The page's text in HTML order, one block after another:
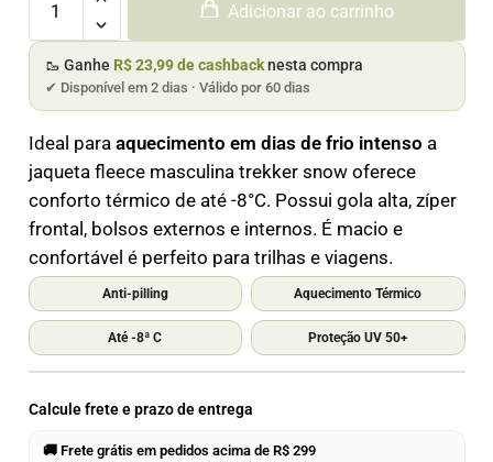
Adicionar ao carrinho
🥾 Ganhe R$ 23,99 de cashbacknesta compra
✔ Disponível em 2 dias · Válido por 60 dias
Ideal para aquecimento em dias de frio intenso a
jaqueta fleece masculina trekker snow oferece
conforto térmico de até -8°C. Possui gola alta, zíper
frontal, bolsos externos e internos. É macio e
confortável é perfeito para trilhas e viagens.
Anti-pilling Aquecimento Térmico
Até -8ª C Proteção UV 50+
Calcule frete e prazo de entrega
🚚 Frete grátis em pedidos acima de R$ 299